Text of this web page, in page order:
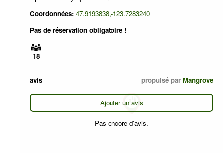
Coordonnées: 47.9193838,-123.7283240
Pas de réservation obligatoire !
18
avis propulsé par Mangrove
Ajouter un avis
Pas encore d'avis.